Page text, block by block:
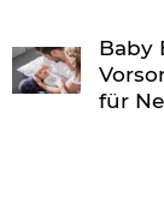
Baby
für